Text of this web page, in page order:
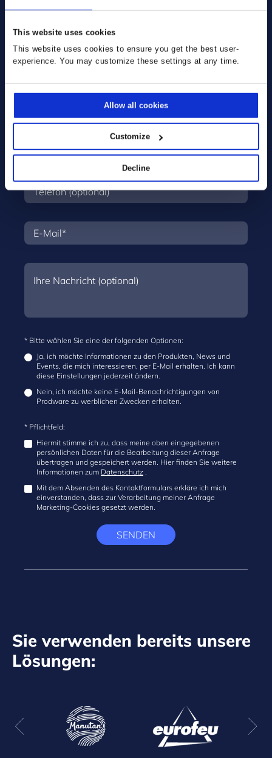
This website uses cookies
This website uses cookies to ensure you get the best user-
experience. You may customize these settings at any time.
Allow all cookies
Customize
Decline
Wir freuen uns auf Ihre Nachricht.
* Bitte wählen Sie eine der folgenden Optionen:
Ja, ich möchte Informationen zu den Produkten, News und
Events, die mich interessieren, per E-Mail erhalten. Ich kann
diese Einstellungen jederzeit ändern.
Nein, ich möchte keine E-Mail-Benachrichtigungen von
Prodware zu werblichen Zwecken erhalten.
* Pflichtfeld:
Hiermit stimme ich zu, dass meine oben eingegebenen
persönlichen Daten für die Bearbeitung dieser Anfrage
übertragen und gespeichert werden. Hier finden Sie weitere
Informationen zum Datenschutz
Mit dem Absenden des Kontaktformulars erkläre ich mich
einverstanden, dass zur Verarbeitung meiner Anfrage
Marketing-Cookies gesetzt werden.
SENDEN
Sie verwenden bereits unsere
Lösungen: